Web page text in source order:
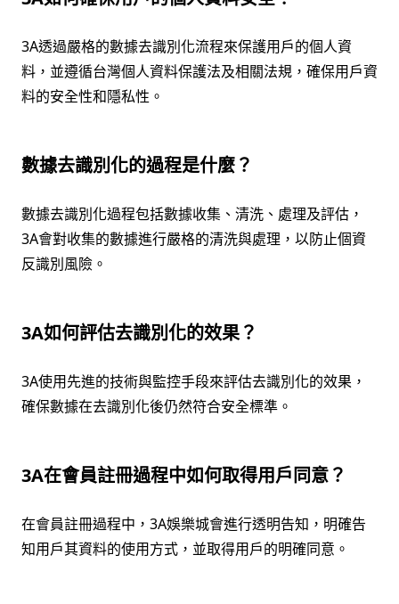
3A透過嚴格的數據去識別化流程來保護用戶的個人資
料，並遵循台灣個人資料保護法及相關法規，確保用戶資
料的安全性和隱私性。
數據去識別化的過程是什麼？
數據去識別化過程包括數據收集、清洗、處理及評估，
3A會對收集的數據進行嚴格的清洗與處理，以防止個資
反識別風險。
3A如何評估去識別化的效果？
3A使用先進的技術與監控手段來評估去識別化的效果，
確保數據在去識別化後仍然符合安全標準。
3A在會員註冊過程中如何取得用戶同意？
在會員註冊過程中，3A娛樂城會進行透明告知，明確告
知用戶其資料的使用方式，並取得用戶的明確同意。